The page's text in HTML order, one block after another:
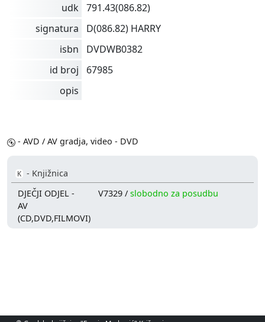
udk 791.43(086.82)
signatura
D(086.82) HARRY
isbn
DVDWB0382
id broj
67985
opis
- AVD / AV gradja, video - DVD
K - Knjižnica
DJEČJI ODJEL -
AV
(CD,DVD,FILMOVI)
V7329 /slobodno za posudbu